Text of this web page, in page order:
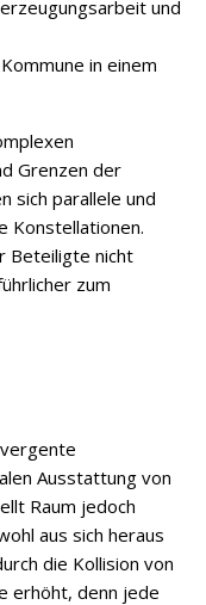
und
in einem
Grenzen der
sich parallele und
Konstellationen.
Beteiligte nicht
zum
Ausstattung von
Raum jedoch
aus sich heraus
die Kollision von
erhöht, denn jede